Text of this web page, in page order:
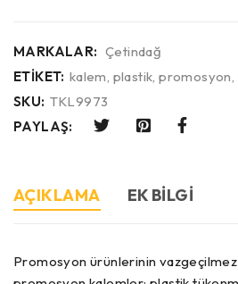
MARKALAR: Çetindağ
ETIKET: kalem, plastik,promosyon,
SKU: TKL9973
PAYLAŞ:
AÇIKLAMA EK BILGI
Promosyon ürünlerinin